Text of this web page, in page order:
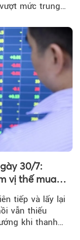
mức trung
30/7:
vị thế mua
tiếp và lấy lại
vẫn thiếu
khi thanh